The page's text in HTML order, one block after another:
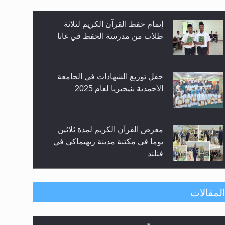
إتمام حفظ القرآن الكريم لثلاثة
طلاب من مدرسة الحفظ في غانا
حفل توزيع الشهادات في الجامعة
الأحمدية بنيجيريا لعام 2025
معرض القرآن الكريم لمدة ثلاثين
يوما في مكتبة مدينة ريهيماكي في
فنلند
ندوة حول نظام الوصية في الجماعة
المقالات